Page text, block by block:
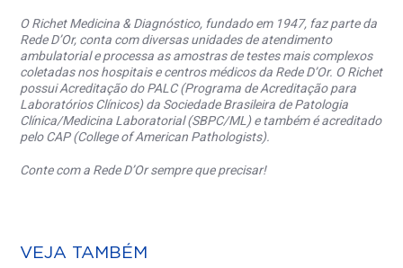
O Richet Medicina & Diagnóstico, fundado em 1947, faz parte da
Rede D’Or, conta com diversas unidades de atendimento
ambulatorial e processa as amostras de testes mais complexos
coletadas nos hospitais e centros médicos da Rede D’Or. O Richet
possui Acreditação do PALC (Programa de Acreditação para
Laboratórios Clínicos) da Sociedade Brasileira de Patologia
Clínica/Medicina Laboratorial (SBPC/ML) e também é acreditado
pelo CAP (College of American Pathologists).
Conte com a Rede D’Or sempre que precisar!
VEJA TAMBÉM